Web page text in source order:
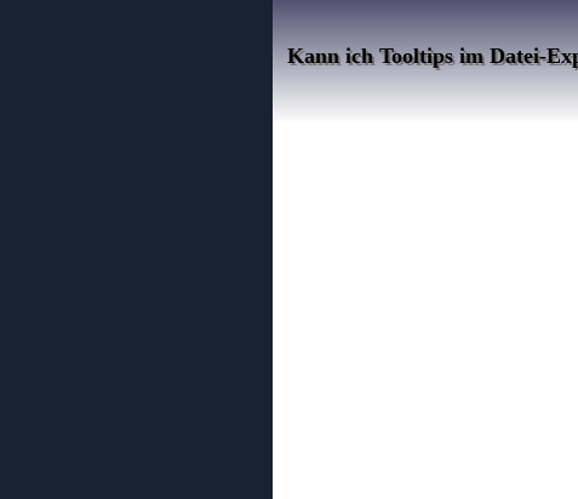
Kann ich Tooltips im Datei-